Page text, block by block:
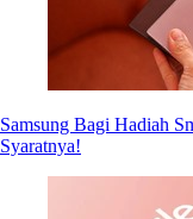
Samsung Bagi Hadiah
Syaratnya!